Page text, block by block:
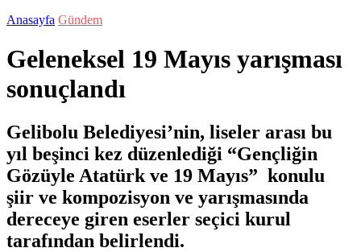
Anasayfa Gündem
Geleneksel 19 Mayıs yarışması
sonuçlandı
Gelibolu Belediyesi’nin, liseler arası bu
yıl beşinci kez düzenlediği “Gençliğin
Gözüyle Atatürk ve 19 Mayıs” konulu
şiir ve kompozisyon ve yarışmasında
dereceye giren eserler seçici kurul
tarafından belirlendi.